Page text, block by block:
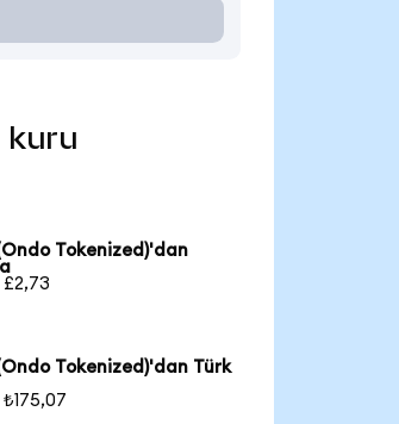
kuru
Tokenized)'dan
£2,73
Tokenized)'dan Türk